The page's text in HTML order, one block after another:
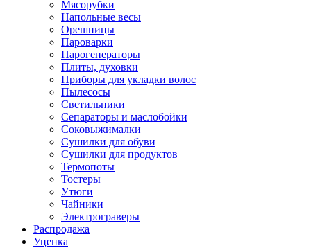
Мясорубки
Напольные весы
Орешницы
Пароварки
Парогенераторы
Плиты, духовки
Приборы для укладки волос
Пылесосы
Светильники
Сепараторы и маслобойки
Соковыжималки
Сушилки для обуви
Сушилки для продуктов
Термопоты
Тостеры
Утюги
Чайники
Электрограверы
Распродажа
Уценка